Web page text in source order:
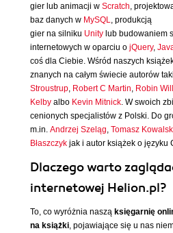
gier lub animacji w Scratch,
baz danych w MySQL, produkcją
gier na silniku Unity lub budowaniem
internetowych w oparciu o jQuery,
coś dla Ciebie. Wśród naszych
znanych na całym świecie autorów
Stroustrup, Robert C Martin, Robin
Kelby albo Kevin Mitnick. W swoich
cenionych specjalistów z Polski. Do
m.in. Andrzej Szeląg, Tomasz
Błaszczyk jak i autor książek o języku
Dlaczego warto
internetowej Helion.pl?
To, co wyróżnia naszą księgarnię
na książki, pojawiające się u nas